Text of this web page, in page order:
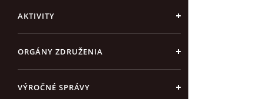
AKTIVITY
ORGÁNY ZDRUŽENIA
VÝROČNÉ SPRÁVY